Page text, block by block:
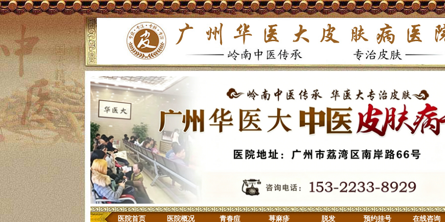
医院首页 医院概况 青春痘 荨麻疹 脱发 预约挂号 在线咨询